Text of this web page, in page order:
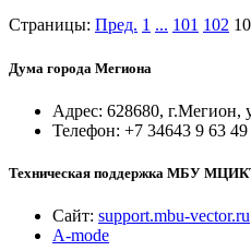
Страницы: Пред. 1 ... 101 102
Дума города Мегиона
Адрес: 628680, г.Мегион,
Телефон: +7 34643 9 63 49
Техническая поддержка МБУ
Сайт: support.mbu-vector.ru
A-mode